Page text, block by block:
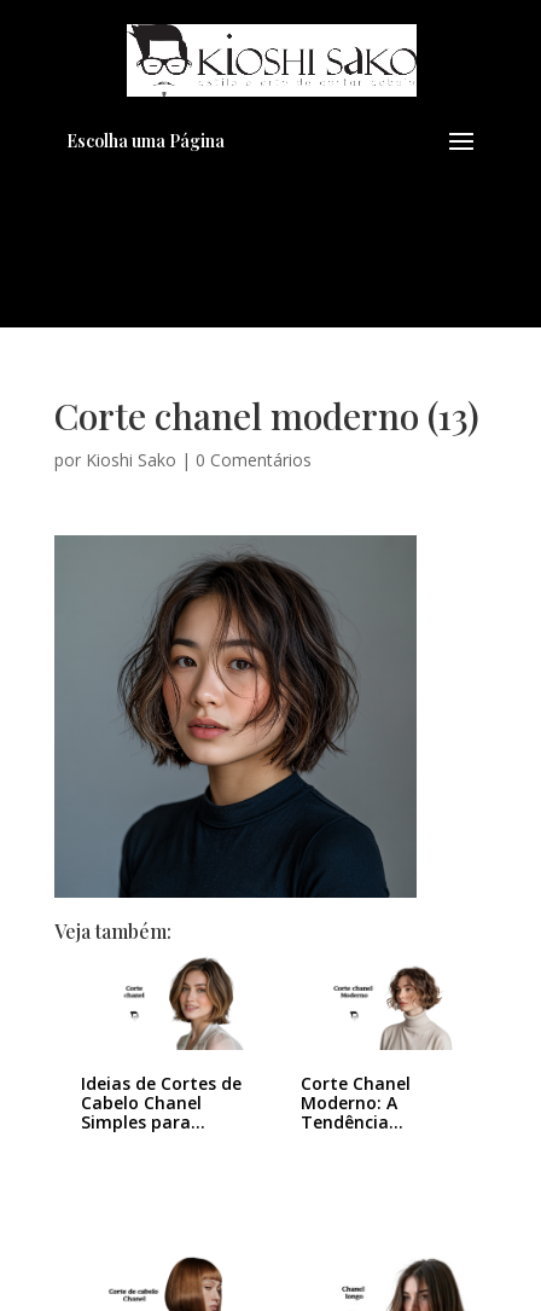
Escolha uma Página
Corte chanel moderno (13)
por Kioshi Sako | 0 Comentários
Veja também:
Ideias de Cortes de
Cabelo Chanel
Simples para…
Corte Chanel
Moderno: A
Tendência
Pensando em transformar seu
Visual??